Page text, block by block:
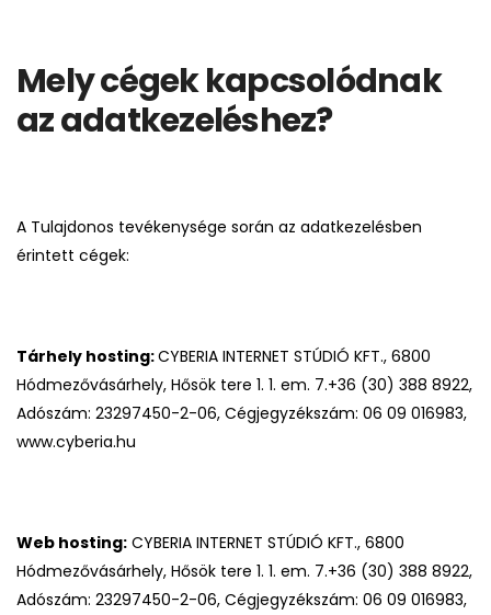
Mely cégek kapcsolódnak
az adatkezeléshez?
A Tulajdonos tevékenysége során az adatkezelésben
érintett cégek:
Tárhely hosting:CYBERIA INTERNET STÚDIÓ KFT., 6800
Hódmezővásárhely, Hősök tere 1. 1. em. 7.+36 (30) 388 8922,
Adószám: 23297450-2-06, Cégjegyzékszám: 06 09 016983,
www.cyberia.hu
Web hosting: CYBERIA INTERNET STÚDIÓ KFT., 6800
Hódmezővásárhely, Hősök tere 1. 1. em. 7.+36 (30) 388 8922,
Adószám: 23297450-2-06, Cégjegyzékszám: 06 09 016983,